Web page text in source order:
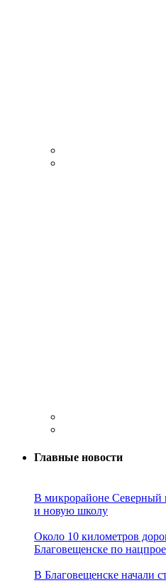
Главные новости
В микрорайоне Северный
и новую школу
Около 10 километров
Благовещенске по
В Благовещенске начали